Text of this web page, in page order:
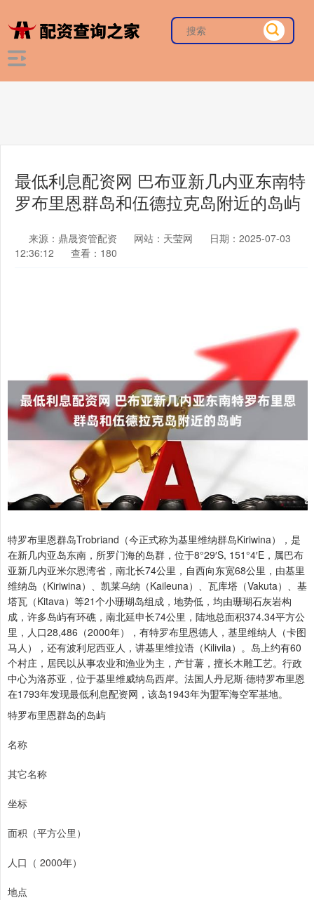
最低利息配资网 巴布亚新几内亚东南特
罗布里恩群岛和伍德拉克岛附近的岛屿
来源：鼎晟资管配资 网站：天莹网
日期：2025-07-03
12:36:12
查看：180
特罗布里恩群岛Trobriand（今正式称为基里维纳群岛Kiriwina），是
在新几内亚岛东南，所罗门海的岛群，位于8°29′S, 151°4′E，属巴布
亚新几内亚米尔恩湾省，南北长74公里，自西向东宽68公里，由基里
维纳岛（Kiriwina）、凯莱乌纳（Kaileuna）、瓦库塔（Vakuta）、基
塔瓦（Kitava）等21个小珊瑚岛组成，地势低，均由珊瑚石灰岩构
成，许多岛屿有环礁，南北延申长74公里，陆地总面积374.34平方公
里，人口28,486（2000年），有特罗布里恩德人，基里维纳人（卡图
马人），还有波利尼西亚人，讲基里维拉语（Kilivila）。岛上约有60
个村庄，居民以从事农业和渔业为主，产甘薯，擅长木雕工艺。行政
中心为洛苏亚，位于基里维威纳岛西岸。法国人丹尼斯·德特罗布里恩
在1793年发现最低利息配资网，该岛1943年为盟军海空军基地。
特罗布里恩群岛的岛屿
名称
其它名称
坐标
面积（平方公里）
人口（ 2000年）
地点